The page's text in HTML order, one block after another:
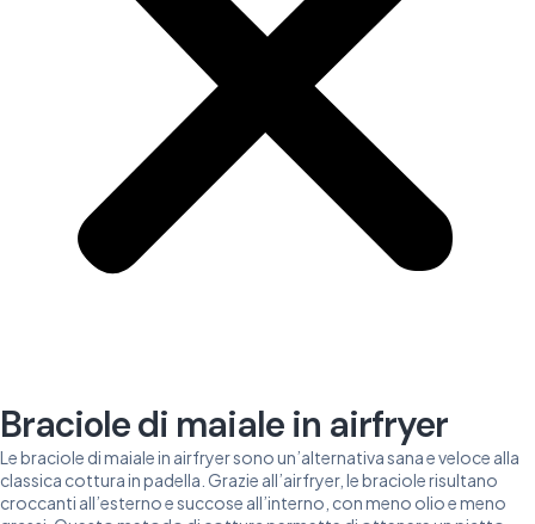
Braciole di maiale in airfryer
Le braciole di maiale in airfryer sono un’alternativa sana e veloce alla
classica cottura in padella. Grazie all’airfryer, le braciole risultano
croccanti all’esterno e succose all’interno, con meno olio e meno